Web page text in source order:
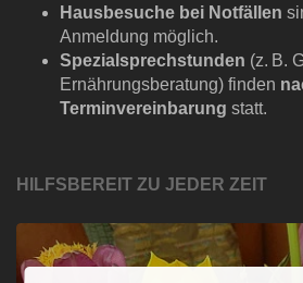
Hausbesuche bei Notfällen
Anmeldung möglich.
Spezialsprechstunden (z. B.
Ernährungsberatung) finden
Terminvereinbarung statt.
HILFSBEREIT ZU JEDER ZEIT